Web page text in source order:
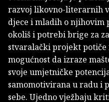
razvoj likovno-literarnih
djece i mladih o njihovim
okoliš i potrebi brige za
stvaralački projekt
mogućnost da izraze
svoje umjetničke
samomotivirana u radu i
sebe. Ujedno vježbaju